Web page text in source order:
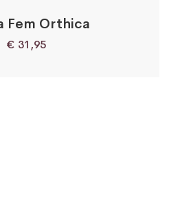
Fem Orthica
€ 31,95